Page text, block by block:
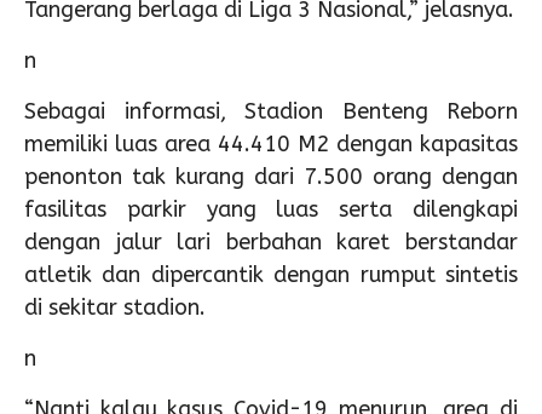
Tangerang berlaga di Liga 3 Nasional,” jelasnya.
n
Sebagai informasi, Stadion Benteng Reborn
memiliki luas area 44.410 M2 dengan kapasitas
penonton tak kurang dari 7.500 orang dengan
fasilitas parkir yang luas serta dilengkapi
dengan jalur lari berbahan karet berstandar
atletik dan dipercantik dengan rumput sintetis
di sekitar stadion.
n